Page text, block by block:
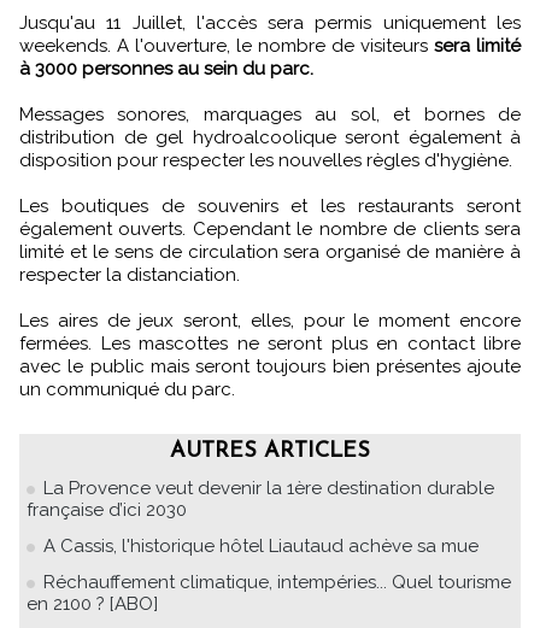
Jusqu'au 11 Juillet, l'accès sera permis uniquement les
weekends. A l'ouverture, le nombre de visiteurs sera limité
à 3000 personnes au sein du parc.
Messages sonores, marquages au sol, et bornes de
distribution de gel hydroalcoolique seront également à
disposition pour respecter les nouvelles règles d'hygiène.
Les boutiques de souvenirs et les restaurants seront
également ouverts. Cependant le nombre de clients sera
limité et le sens de circulation sera organisé de manière à
respecter la distanciation.
Les aires de jeux seront, elles, pour le moment encore
fermées. Les mascottes ne seront plus en contact libre
avec le public mais seront toujours bien présentes ajoute
un communiqué du parc.
AUTRES ARTICLES
La Provence veut devenir la 1ère destination durable
française d’ici 2030
A Cassis, l'historique hôtel Liautaud achève sa mue
Réchauffement climatique, intempéries... Quel tourisme
en 2100 ? [ABO]